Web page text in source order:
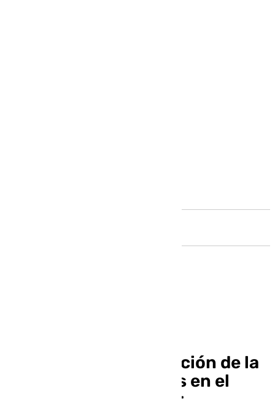
Así es la mágica tradición de la
lluvia de pétalos rojos en el
Panteón de Roma por